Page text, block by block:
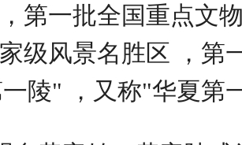
第一批全国重点文
级风景名胜区 ，第
陵" ，又称"华夏第